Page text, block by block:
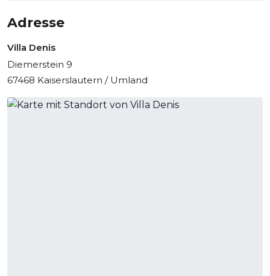
Adresse
Villa Denis
Diemerstein 9
67468 Kaiserslautern / Umland